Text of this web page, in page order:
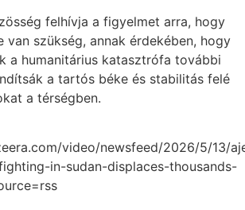
felhívja a figyelmet arra, hogy
van szükség, annak érdekében, hogy
a humanitárius katasztrófa további
a tartós béke és stabilitás felé
a térségben.
video/newsfeed/2026/5/13/
in-sudan-displaces-thousands-